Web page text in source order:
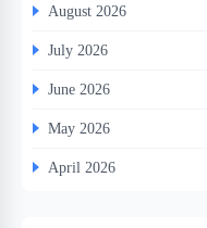
August 2026
July 2026
June 2026
May 2026
April 2026